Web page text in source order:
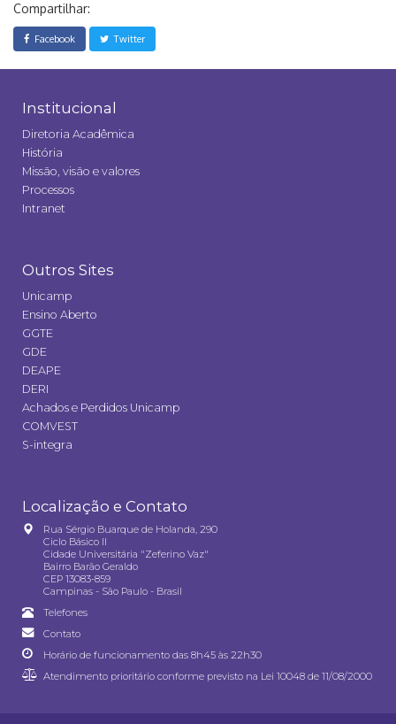
Compartilhar:
Facebook Twitter
Institucional
Diretoria Acadêmica
História
Missão, visão e valores
Processos
Intranet
Outros Sites
Unicamp
Ensino Aberto
GGTE
GDE
DEAPE
DERI
Achados e Perdidos Unicamp
COMVEST
S-integra
Localização e Contato
Rua Sérgio Buarque de Holanda, 290
Ciclo Básico II
Cidade Universitária "Zeferino Vaz"
Bairro Barão Geraldo
CEP 13083-859
Campinas - São Paulo - Brasil
Telefones
Contato
Horário de funcionamento das 8h45 às 22h30
Atendimento prioritário conforme previsto na Lei 10048 de 11/08/2000